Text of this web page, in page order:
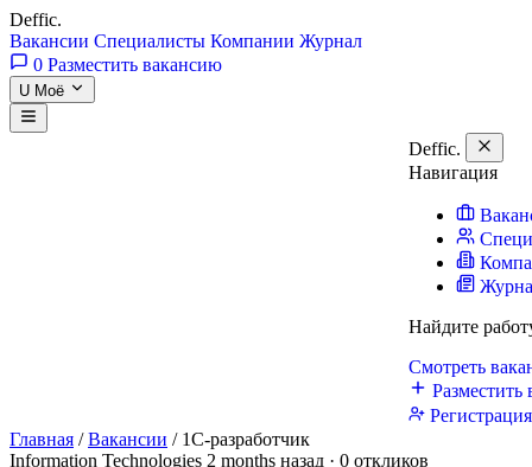
Deffic.
Вакансии Специалисты Компании Журнал
0 Разместить вакансию
U Моё
Deffic.
Навигация
Найдите
Смотреть
Разместить
Главная / Вакансии / 1С-разработчик
Information Technologies 2 months назад · 0 откликов